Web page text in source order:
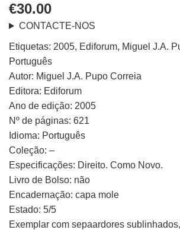
€30.00
CONTACTE-NOS
Etiquetas: 2005, Ediforum, Miguel J.A.
Português
Autor: Miguel J.A. Pupo Correia
Editora: Ediforum
Ano de edição: 2005
Nº de páginas: 621
Idioma: Português
Coleção: –
Especificações: Direito. Como Novo.
Livro de Bolso: não
Encadernação: capa mole
Estado: 5/5
Exemplar com sepaardores